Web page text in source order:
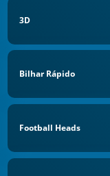
3D
Bilhar Rápido
Football Heads